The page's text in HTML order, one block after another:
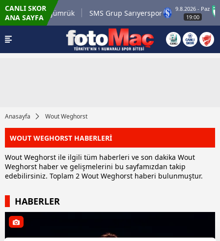
CANLI SKOR
ANA SAYFAKaragümrük SMS Grup Sarıyerspor
9.8.2026 - Paz
19:00
Anasayfa Wout Weghorst
WOUT WEGHORST HABERLERİ
Wout Weghorst ile ilgili tüm haberleri ve son dakika Wout
Weghorst haber ve gelişmelerini bu sayfamızdan takip
edebilirsiniz. Toplam 2 Wout Weghorst haberi bulunmuştur.
HABERLER